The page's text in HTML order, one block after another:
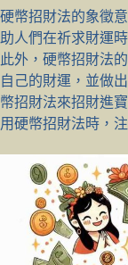
硬幣招財法的象徵
助人們在祈求財運
此外，硬幣招財法
自己的財運，並做
幣招財法來招財進
用硬幣招財法時，